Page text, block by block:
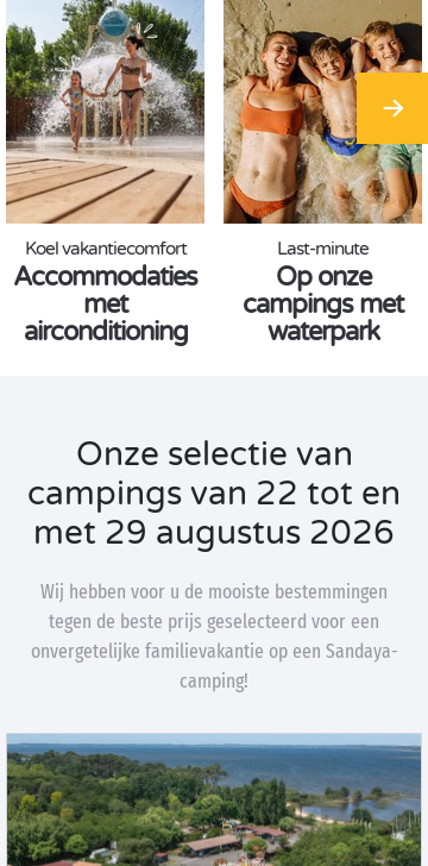
Koel vakantiecomfort
Accommodaties
met
airconditioning
Last-minute
Op onze
campings met
waterpark
Onze selectie van
campings van 22 tot en
met 29 augustus 2026
Wij hebben voor u de mooiste bestemmingen
tegen de beste prijs geselecteerd voor een
onvergetelijke familievakantie op een Sandaya-
camping!